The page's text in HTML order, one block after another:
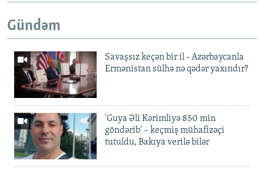
Gündəm
Savaşsız keçən bir il - Azərbaycanla
Ermənistan sülhə nə qədər yaxındır?
'Guya Əli Kərimliyə 850 min
göndərib' – keçmiş mühafizəçi
tutuldu, Bakıya verilə bilər